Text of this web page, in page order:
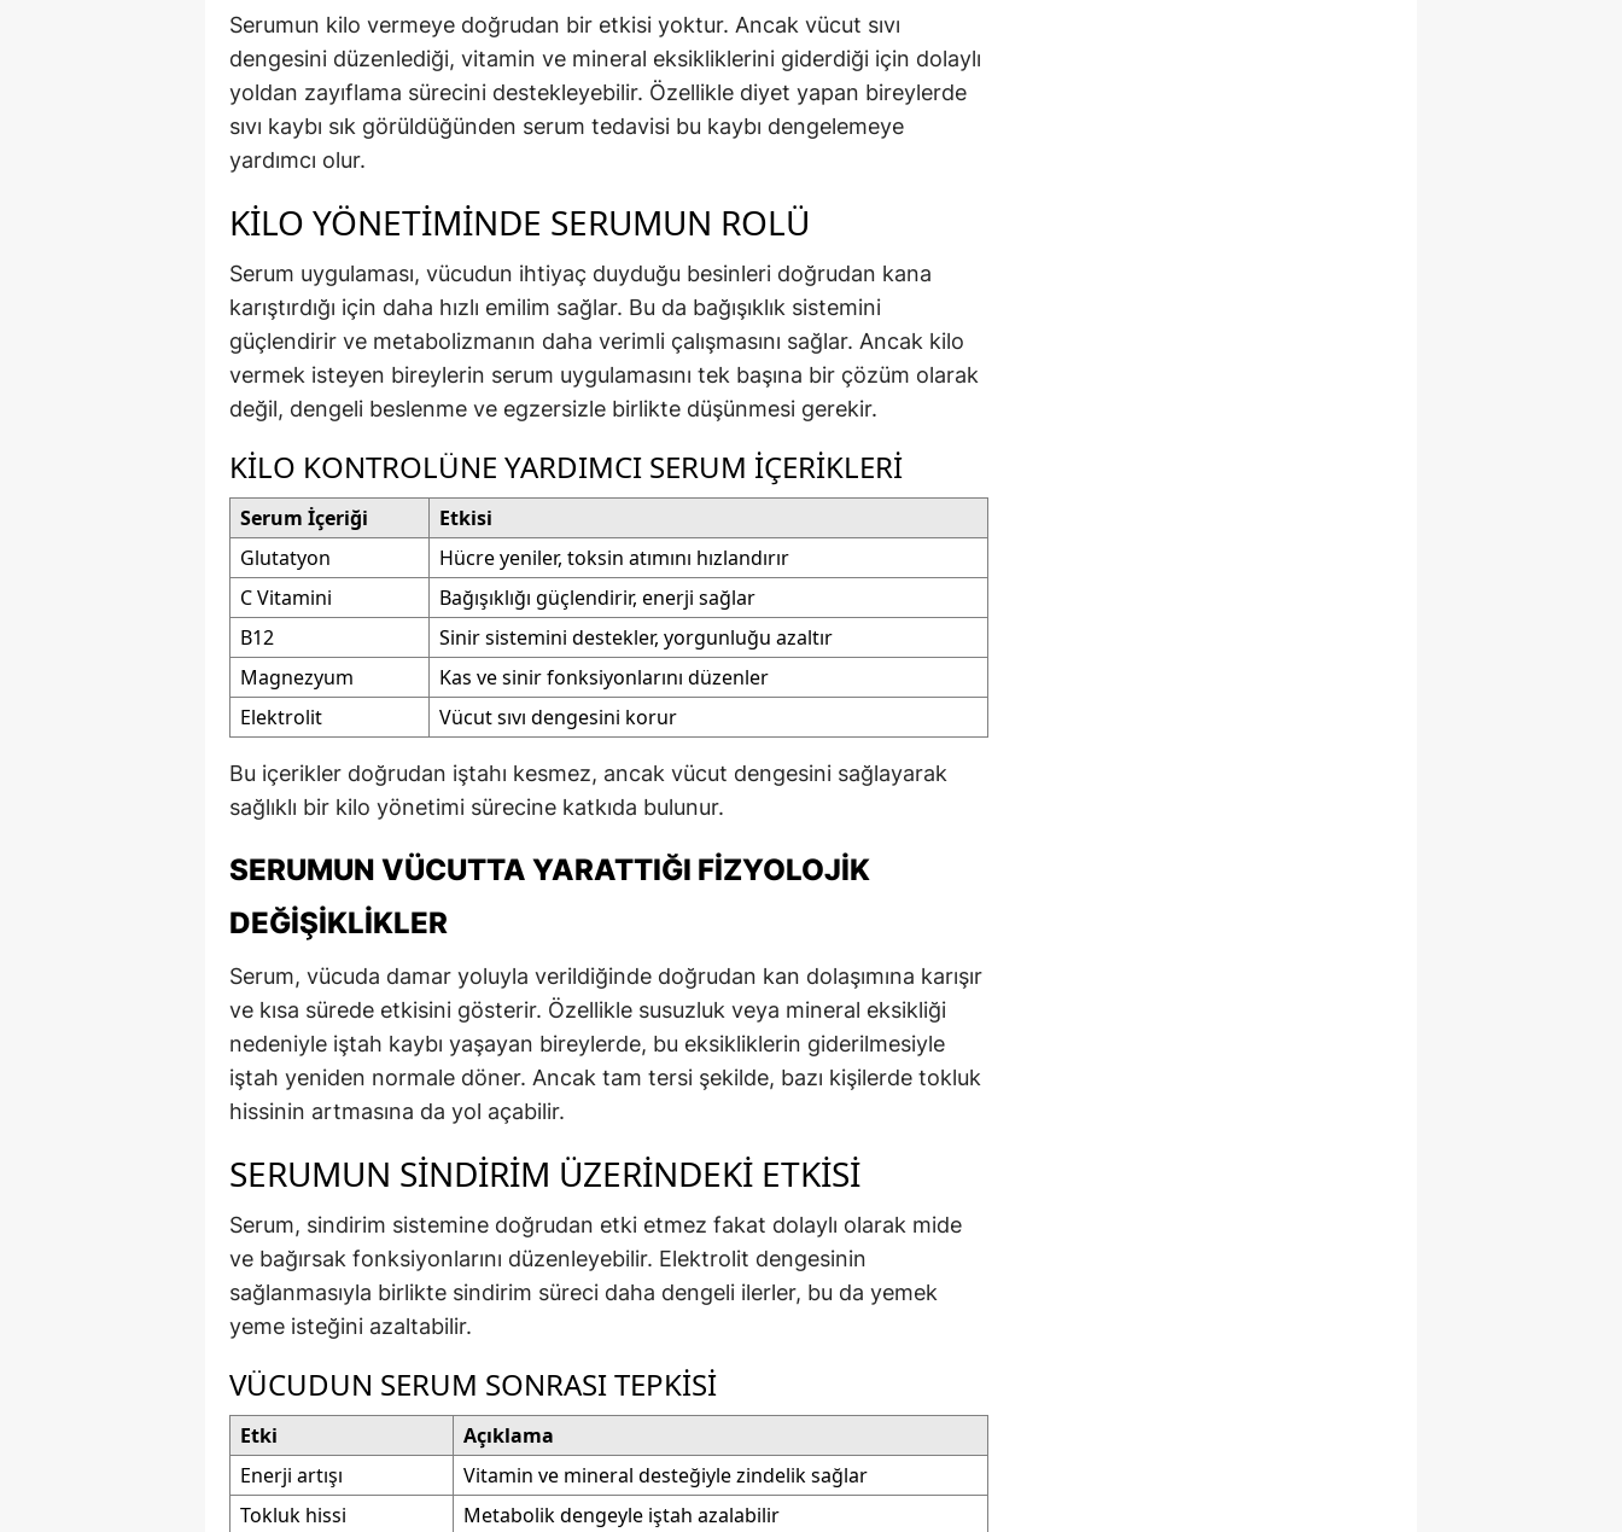
Serumun kilo vermeye doğrudan bir etkisi yoktur. Ancak vücut sıvı
dengesini düzenlediği, vitamin ve mineral eksikliklerini giderdiği için dolaylı
yoldan zayıflama sürecini destekleyebilir. Özellikle diyet yapan bireylerde
sıvı kaybı sık görüldüğünden serum tedavisi bu kaybı dengelemeye
yardımcı olur.
KILO YÖNETIMINDE SERUMUN ROLÜ
Serum uygulaması, vücudun ihtiyaç duyduğu besinleri doğrudan kana
karıştırdığı için daha hızlı emilim sağlar. Bu da bağışıklık sistemini
güçlendirir ve metabolizmanın daha verimli çalışmasını sağlar. Ancak kilo
vermek isteyen bireylerin serum uygulamasını tek başına bir çözüm olarak
değil, dengeli beslenme ve egzersizle birlikte düşünmesi gerekir.
KILO KONTROLÜNE YARDIMCI SERUM İÇERIKLERI
Serum İçeriği
Etkisi
Glutatyon
Hücre yeniler, toksin atımını hızlandırır
C Vitamini
Bağışıklığı güçlendirir, enerji sağlar
B12
Sinir sistemini destekler, yorgunluğu azaltır
Magnezyum
Kas ve sinir fonksiyonlarını düzenler
Elektrolit
Vücut sıvı dengesini korur
Bu içerikler doğrudan iştahı kesmez, ancak vücut dengesini sağlayarak
sağlıklı bir kilo yönetimi sürecine katkıda bulunur.
SERUMUN VÜCUTTA YARATTIĞI FIZYOLOJIK
DEĞIŞIKLIKLER
Serum, vücuda damar yoluyla verildiğinde doğrudan kan dolaşımına karışır
ve kısa sürede etkisini gösterir. Özellikle susuzluk veya mineral eksikliği
nedeniyle iştah kaybı yaşayan bireylerde, bu eksikliklerin giderilmesiyle
iştah yeniden normale döner. Ancak tam tersi şekilde, bazı kişilerde tokluk
hissinin artmasına da yol açabilir.
SERUMUN SINDIRIM ÜZERINDEKI ETKISI
Serum, sindirim sistemine doğrudan etki etmez fakat dolaylı olarak mide
ve bağırsak fonksiyonlarını düzenleyebilir. Elektrolit dengesinin
sağlanmasıyla birlikte sindirim süreci daha dengeli ilerler, bu da yemek
yeme isteğini azaltabilir.
VÜCUDUN SERUM SONRASI TEPKISI
Etki
Açıklama
Enerji artışı
Vitamin ve mineral desteğiyle zindelik sağlar
Tokluk hissi
Metabolik dengeyle iştah azalabilir